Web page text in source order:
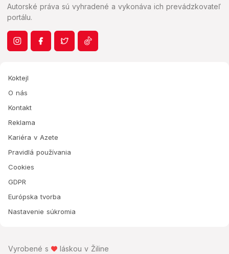
Autorské práva sú vyhradené a vykonáva ich prevádzkovateľ
portálu.
Koktejl
O nás
Kontakt
Reklama
Kariéra v Azete
Pravidlá používania
Cookies
GDPR
Európska tvorba
Nastavenie súkromia
Vyrobené s láskou v Žiline